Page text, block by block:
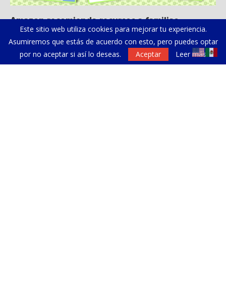
Amazon recomienda recursos a familias
hispanas de California...
NEWSLETTER
Este sitio web utiliza cookies para mejorar tu experiencia.
Asumiremos que estás de acuerdo con esto, pero puedes optar
por no aceptar si así lo deseas.
Aceptar Leer más